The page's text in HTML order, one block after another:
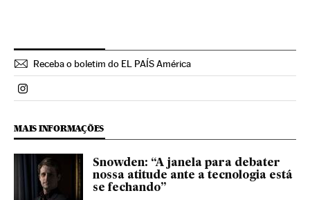
Receba o boletim do EL PAÍS América
Politica El País Brasil en Instagram
MAIS INFORMAÇÕES
Snowden: “A janela para debater
nossa atitude ante a tecnologia está
se fechando”